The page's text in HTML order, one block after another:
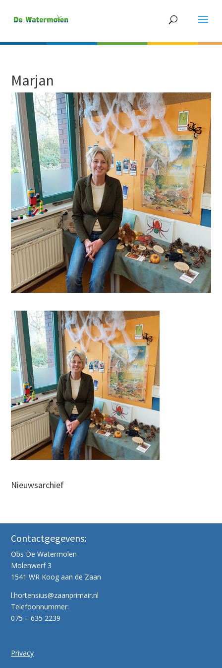
Marjan
Nieuwsarchief
Contactgegevens:
Obs De Watermolen
Molenwerf 3
1541 WR Koog aan de Zaan
l.hortensius@zaanprimair.nl
Telefoonnummer:
075 – 635 2239
Privacy